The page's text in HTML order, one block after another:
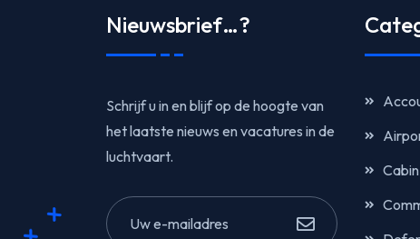
Nieuwsbrief…?
Schrijf u in en blijf op de hoogte van
het laatste nieuws en vacatures in de
luchtvaart.